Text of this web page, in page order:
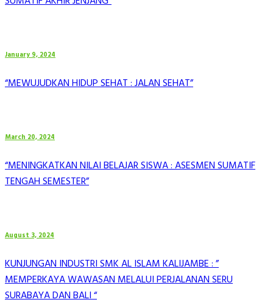
January 9, 2024
“MEWUJUDKAN HIDUP SEHAT : JALAN SEHAT”
March 20, 2024
“MENINGKATKAN NILAI BELAJAR SISWA : ASESMEN SUMATIF
TENGAH SEMESTER”
August 3, 2024
KUNJUNGAN INDUSTRI SMK AL ISLAM KALIJAMBE : ”
MEMPERKAYA WAWASAN MELALUI PERJALANAN SERU
SURABAYA DAN BALI “